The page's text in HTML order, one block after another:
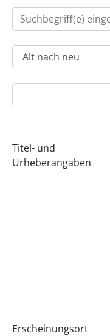
Titel- und
Urheberangaben
Erscheinungsort